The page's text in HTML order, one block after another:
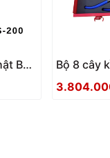
Bản
Bộ 8 cây
Nhật Bản